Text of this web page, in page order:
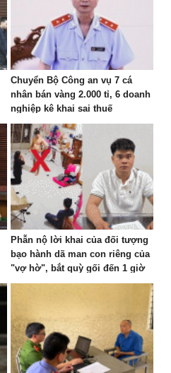
Chuyển Bộ Công an vụ 7 cá
nhân bán vàng 2.000 tỉ, 6 doanh
nghiệp kê khai sai thuế
Phẫn nộ lời khai của đối tượng
bạo hành dã man con riêng của
"vợ hờ", bắt quỳ gối đến 1 giờ
sáng